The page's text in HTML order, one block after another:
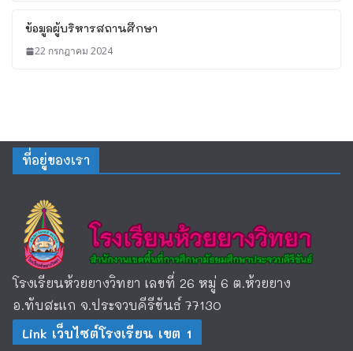
ข้อมูลผู้บริหารสถานศึกษา
22 กรกฎาคม 2024
ที่อยู่ของเรา
โรงเรียนห้วยยางวิทยา เลขที่ 26 หมู่ 6 ต.ห้วยยาง
อ.ทับสะแก จ.ประจวบคีรีขันธ์ 77130
Link เว็บไซต์โรงเรียน เขต 1